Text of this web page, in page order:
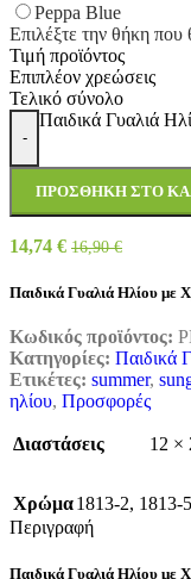
Peppa Blue
Επιλέξτε την θήκη που
Τιμή προϊόντος
Επιπλέον χρεώσεις
Τελικό σύνολο
-
Παιδικά Γυαλιά
ΠΡΟΣΘΉΚΗ ΣΤΟ
14,74 € 16,90€
Παιδικά Γυαλιά Ηλίου με
Κωδικός προϊόντος:
Κατηγορίες: Παιδικά
Ετικέτες: summer,
ηλίου, Προσφορές
Διαστάσεις 12 ×
Χρώμα1813-2, 1813-5
Περιγραφή
Παιδικά Γυαλιά Ηλίου με